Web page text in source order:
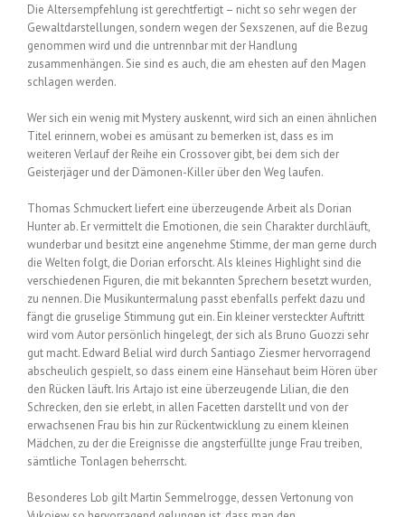
Die Altersempfehlung ist gerechtfertigt – nicht so sehr wegen der
Gewaltdarstellungen, sondern wegen der Sexszenen, auf die Bezug
genommen wird und die untrennbar mit der Handlung
zusammenhängen. Sie sind es auch, die am ehesten auf den Magen
schlagen werden.
Wer sich ein wenig mit Mystery auskennt, wird sich an einen ähnlichen
Titel erinnern, wobei es amüsant zu bemerken ist, dass es im
weiteren Verlauf der Reihe ein Crossover gibt, bei dem sich der
Geisterjäger und der Dämonen-Killer über den Weg laufen.
Thomas Schmuckert liefert eine überzeugende Arbeit als Dorian
Hunter ab. Er vermittelt die Emotionen, die sein Charakter durchläuft,
wunderbar und besitzt eine angenehme Stimme, der man gerne durch
die Welten folgt, die Dorian erforscht. Als kleines Highlight sind die
verschiedenen Figuren, die mit bekannten Sprechern besetzt wurden,
zu nennen. Die Musikuntermalung passt ebenfalls perfekt dazu und
fängt die gruselige Stimmung gut ein. Ein kleiner versteckter Auftritt
wird vom Autor persönlich hingelegt, der sich als Bruno Guozzi sehr
gut macht. Edward Belial wird durch Santiago Ziesmer hervorragend
abscheulich gespielt, so dass einem eine Hänsehaut beim Hören über
den Rücken läuft. Iris Artajo ist eine überzeugende Lilian, die den
Schrecken, den sie erlebt, in allen Facetten darstellt und von der
erwachsenen Frau bis hin zur Rückentwicklung zu einem kleinen
Mädchen, zu der die Ereignisse die angsterfüllte junge Frau treiben,
sämtliche Tonlagen beherrscht.
Besonderes Lob gilt Martin Semmelrogge, dessen Vertonung von